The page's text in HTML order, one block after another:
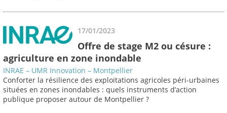
17/01/2023
Offre de stage M2 ou césure :
agriculture en zone inondable
INRAE – UMR Innovation – Montpellier
Conforter la résilience des exploitations agricoles péri-urbaines
situées en zones inondables : quels instruments d’action
publique proposer autour de Montpellier ?